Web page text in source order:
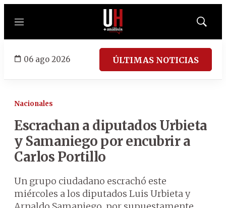
Menú
Mostrar
06 ago 2026 ÚLTIMAS NOTICIAS
Nacionales
Escrachan a diputados Urbieta
y Samaniego por encubrir a
Carlos Portillo
Un grupo ciudadano escrachó este
miércoles a los diputados Luis Urbieta y